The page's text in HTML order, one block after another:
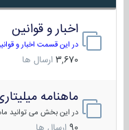
اخبار و قوانین
در این قسمت اخبار و
3,670 ارسال ها
ماهنامه میلیتاری
در این بخش می توانید